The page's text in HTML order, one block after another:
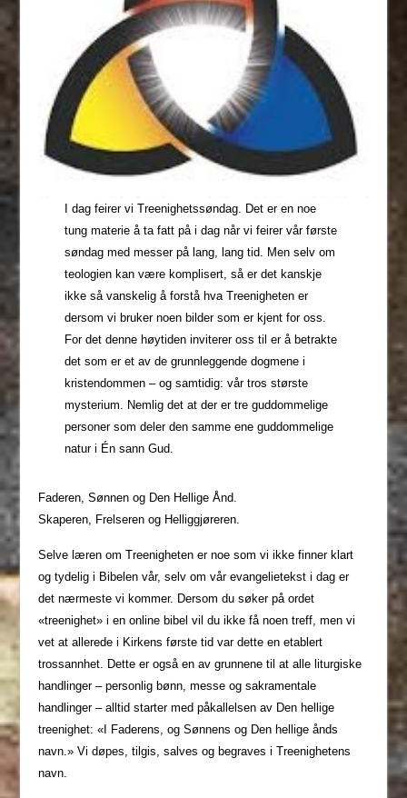
I dag feirer vi Treenighetssøndag. Det er en noe
tung materie å ta fatt på i dag når vi feirer vår første
søndag med messer på lang, lang tid. Men selv om
teologien kan være komplisert, så er det kanskje
ikke så vanskelig å forstå hva Treenigheten er
dersom vi bruker noen bilder som er kjent for oss.
For det denne høytiden inviterer oss til er å betrakte
det som er et av de grunnleggende dogmene i
kristendommen – og samtidig: vår tros største
mysterium. Nemlig det at der er tre guddommelige
personer som deler den samme ene guddommelige
natur i Én sann Gud.
Faderen, Sønnen og Den Hellige Ånd.
Skaperen, Frelseren og Helliggjøreren.
Selve læren om Treenigheten er noe som vi ikke finner klart
og tydelig i Bibelen vår, selv om vår evangelietekst i dag er
det nærmeste vi kommer. Dersom du søker på ordet
«treenighet» i en online bibel vil du ikke få noen treff, men vi
vet at allerede i Kirkens første tid var dette en etablert
trossannhet. Dette er også en av grunnene til at alle liturgiske
handlinger – personlig bønn, messe og sakramentale
handlinger – alltid starter med påkallelsen av Den hellige
treenighet: «I Faderens, og Sønnens og Den hellige ånds
navn.» Vi døpes, tilgis, salves og begraves i Treenighetens
navn.